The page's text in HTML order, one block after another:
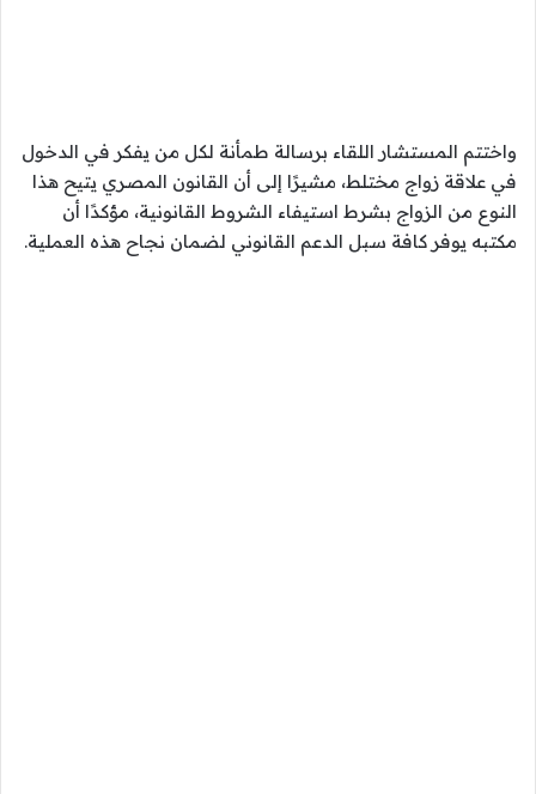
واختتم المستشار اللقاء برسالة طمأنة لكل من يفكر في الدخول
في علاقة زواج مختلط، مشيرًا إلى أن القانون المصري يتيح هذا
النوع من الزواج بشرط استيفاء الشروط القانونية، مؤكدًا أن
مكتبه يوفر كافة سبل الدعم القانوني لضمان نجاح هذه العملية.